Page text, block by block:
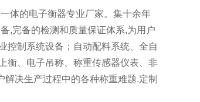
体的电子衡器专业厂家。集十余年
,完备的检测和质量保证体系,为用户
控制系统设备；自动配料系统、全自
衡、电子吊称、称重传感器仪表、非
决生产过程中的各种称重难题.定制